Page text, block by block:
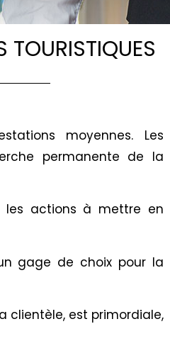
TOURISTIQUES
moyennes. Les
permanente de la
les actions à mettre en
gage de choix pour la
clientèle, est primordiale,